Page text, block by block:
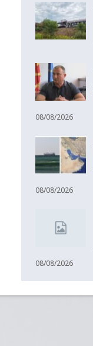
08/08/2026
08/08/2026
08/08/2026